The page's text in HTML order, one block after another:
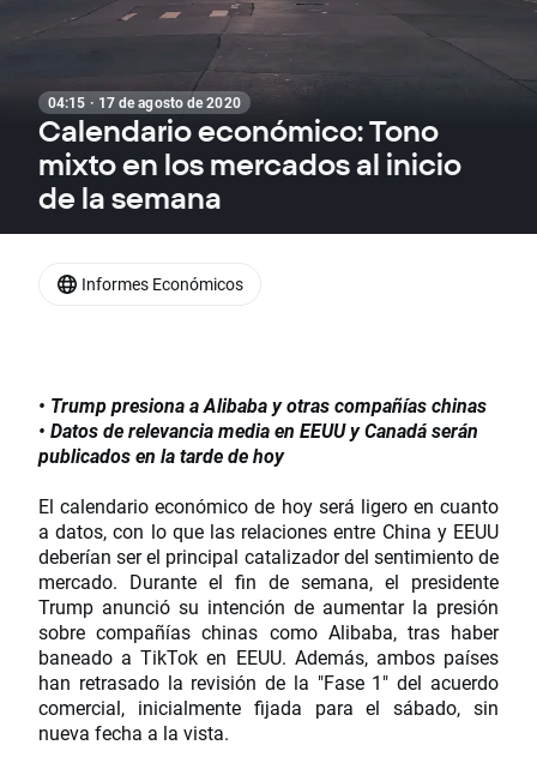
04:15 · 17 de agosto de 2020
Calendario económico: Tono
mixto en los mercados al inicio
de la semana
• Trump presiona a Alibaba y otras compañías chinas
• Datos de relevancia media en EEUU y Canadá serán
publicados en la tarde de hoy
El calendario económico de hoy será ligero en cuanto
a datos, con lo que las relaciones entre China y EEUU
deberían ser el principal catalizador del sentimiento de
mercado. Durante el fin de semana, el presidente
Trump anunció su intención de aumentar la presión
sobre compañías chinas como Alibaba, tras haber
baneado a TikTok en EEUU. Además, ambos países
han retrasado la revisión de la "Fase 1" del acuerdo
comercial, inicialmente fijada para el sábado, sin
nueva fecha a la vista.
Informes Económicos